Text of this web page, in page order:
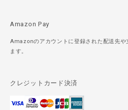
Amazon Pay
Amazonのアカウントに登録された配送先や
ます。
クレジットカード決済